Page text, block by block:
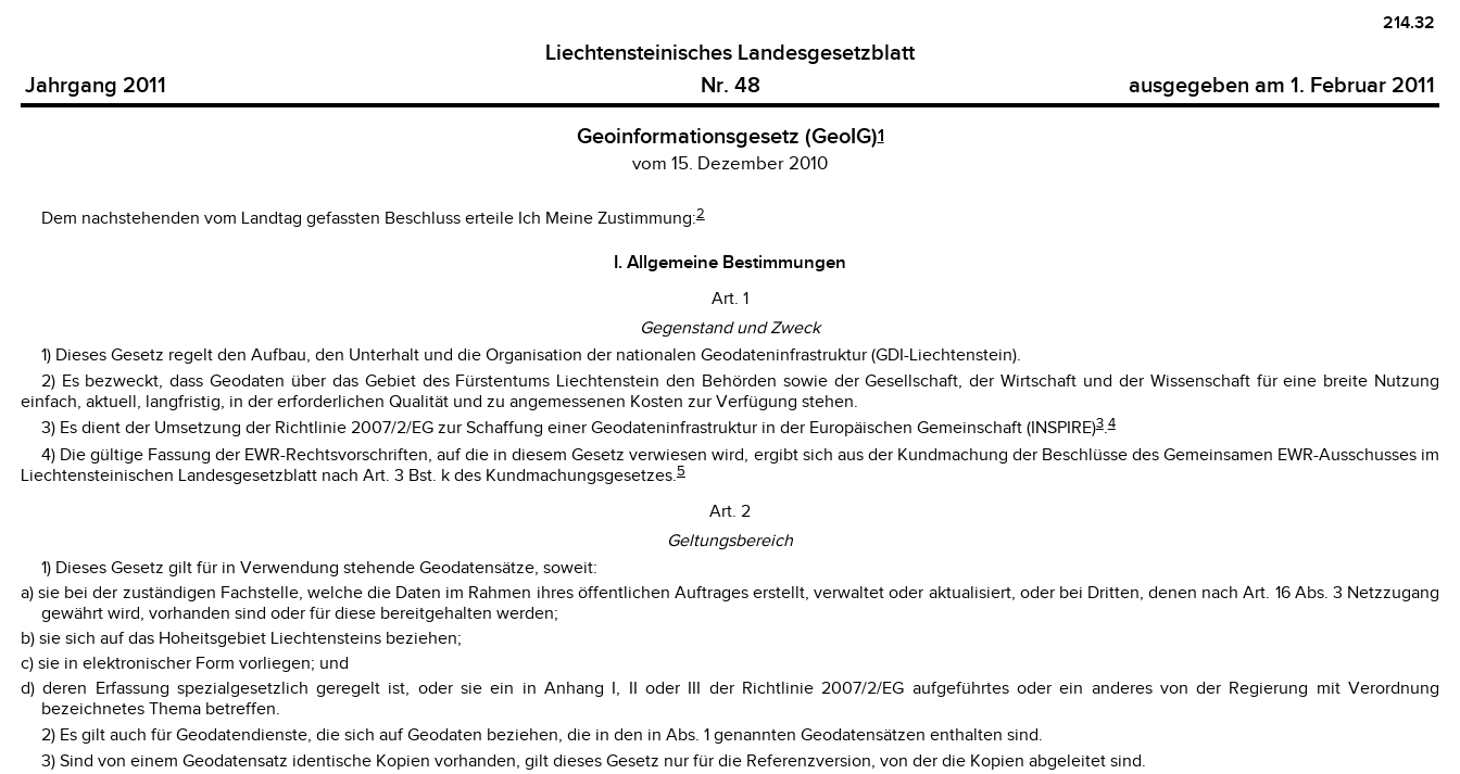
214.32
Liechtensteinisches Landesgesetzblatt
Jahrgang 2011
Nr. 48
ausgegeben am 1. Februar 2011
Geoinformationsgesetz (GeoIG)1
vom 15. Dezember 2010
Dem nachstehenden vom Landtag gefassten Beschluss erteile Ich Meine Zustimmung:2
I. Allgemeine Bestimmungen
Art. 1
Gegenstand und Zweck
1) Dieses Gesetz regelt den Aufbau, den Unterhalt und die Organisation der nationalen Geodateninfrastruktur (GDI-Liechtenstein).
2) Es bezweckt, dass Geodaten über das Gebiet des Fürstentums Liechtenstein den Behörden sowie der Gesellschaft, der Wirtschaft und der Wissenschaft für eine breite Nutzung
einfach, aktuell, langfristig, in der erforderlichen Qualität und zu angemessenen Kosten zur Verfügung stehen.
3) Es dient der Umsetzung der Richtlinie 2007/2/EG zur Schaffung einer Geodateninfrastruktur in der Europäischen Gemeinschaft (INSPIRE)3.4
4) Die gültige Fassung der EWR-Rechtsvorschriften, auf die in diesem Gesetz verwiesen wird, ergibt sich aus der Kundmachung der Beschlüsse des Gemeinsamen EWR-Ausschusses im
Liechtensteinischen Landesgesetzblatt nach Art. 3 Bst. k des Kundmachungsgesetzes.5
Art. 2
Geltungsbereich
1) Dieses Gesetz gilt für in Verwendung stehende Geodatensätze, soweit:
a) sie bei der zuständigen Fachstelle, welche die Daten im Rahmen ihres öffentlichen Auftrages erstellt, verwaltet oder aktualisiert, oder bei Dritten, denen nach Art. 16 Abs. 3 Netzzugang
gewährt wird, vorhanden sind oder für diese bereitgehalten werden;
b) sie sich auf das Hoheitsgebiet Liechtensteins beziehen;
c) sie in elektronischer Form vorliegen; und
d) deren Erfassung spezialgesetzlich geregelt ist, oder sie ein in Anhang I, II oder III der Richtlinie 2007/2/EG aufgeführtes oder ein anderes von der Regierung mit Verordnung
bezeichnetes Thema betreffen.
2) Es gilt auch für Geodatendienste, die sich auf Geodaten beziehen, die in den in Abs. 1 genannten Geodatensätzen enthalten sind.
3) Sind von einem Geodatensatz identische Kopien vorhanden, gilt dieses Gesetz nur für die Referenzversion, von der die Kopien abgeleitet sind.